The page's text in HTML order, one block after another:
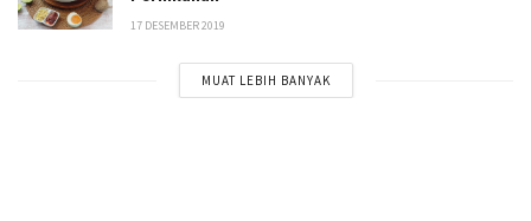
17 DESEMBER 2019
MUAT LEBIH BANYAK